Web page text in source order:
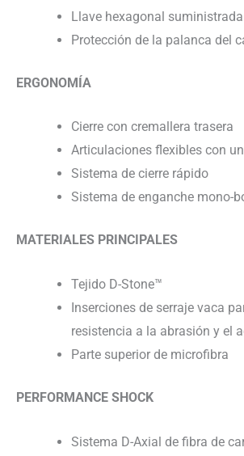
Llave hexagonal suministrada
Protección de la palanca del
ERGONOMÍA
Cierre con cremallera trasera
Articulaciones flexibles con
Sistema de cierre rápido
Sistema de enganche mono-
MATERIALES PRINCIPALES
Tejido D-Stone™
Inserciones de serraje vaca
resistencia a la abrasión y el
Parte superior de microfibra
PERFORMANCE SHOCK
Sistema D-Axial de fibra de